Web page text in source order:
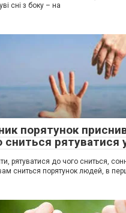
сні з боку – на
порятунок
сниться рятуватися
рятуватися до чого сниться,
сниться порятунок людей, в